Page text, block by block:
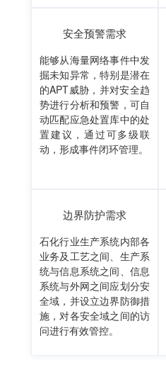
安全预警需求
能够从海量网络事件中发
掘未知异常，特别是潜在
的APT威胁，并对安全趋
势进行分析和预警，可自
动匹配应急处置库中的处
置建议，通过可多级联
动，形成事件闭环管理。
边界防护需求
石化行业生产系统内部各
业务及工艺之间、生产系
统与信息系统之间、信息
系统与外网之间应划分安
全域，并设立边界防御措
施，对各安全域之间的访
问进行有效管控。